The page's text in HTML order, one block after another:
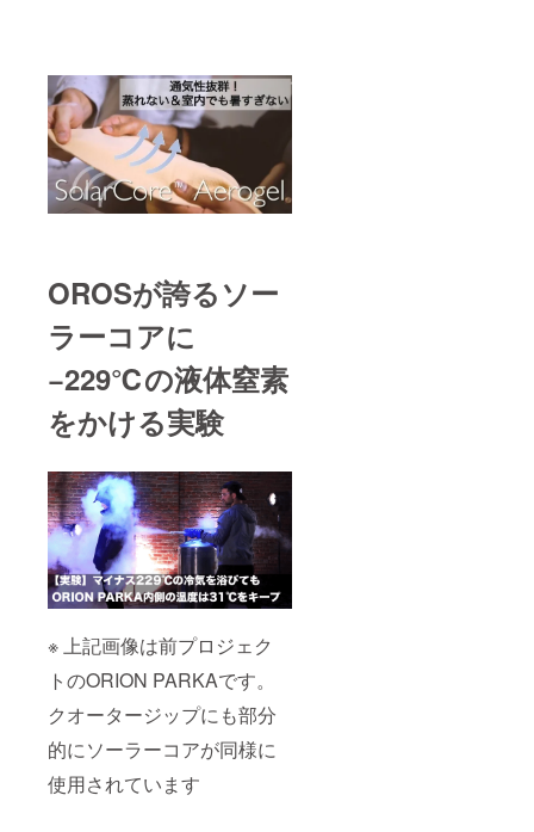
OROSが誇るソー
ラーコアに
−229℃の液体窒素
をかける実験
※ 上記画像は前プロジェク
トのORION PARKAです。
クオータージップにも部分
的にソーラーコアが同様に
使用されています